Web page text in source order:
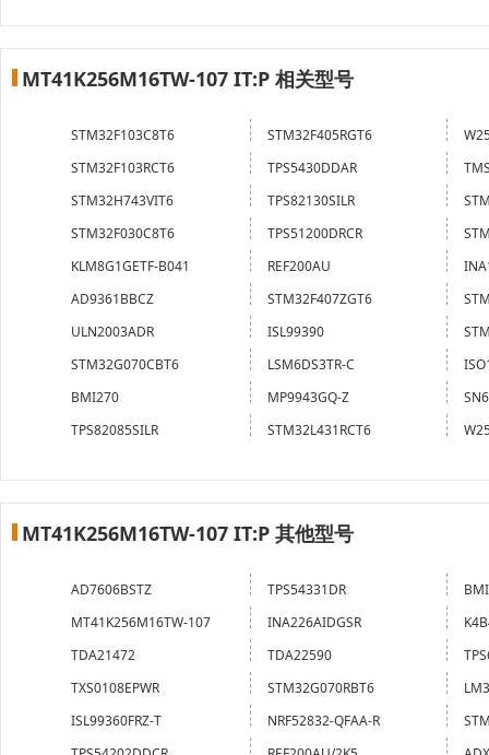
MT41K256M16TW-107 IT:P 相关型号
STM32F103C8T6 STM32F405RGT6
STM32F103RCT6
TPS5430DDAR
STM32H743VIT6
TPS82130SILR
STM32F030C8T6
TPS51200DRCR
KLM8G1GETF-B041
REF200AU
AD9361BBCZ
STM32F407ZGT6
ULN2003ADR
ISL99390
STM32G070CBT6
LSM6DS3TR-C
BMI270
MP9943GQ-Z
TPS82085SILR
STM32L431RCT6
MT41K256M16TW-107 IT:P 其他型号
AD7606BSTZ TPS54331DR
MT41K256M16TW-107
INA226AIDGSR
TDA21472
TDA22590
TXS0108EPWR
STM32G070RBT6
ISL99360FRZ-T
NRF52832-QFAA-R